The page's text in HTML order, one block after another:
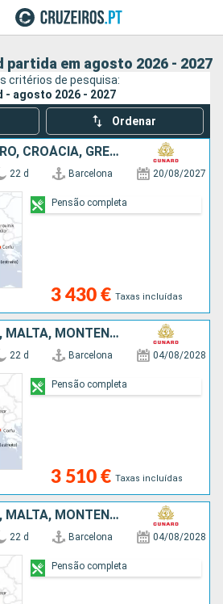
partida em agosto 2026 - 2027
critérios de pesquisa:
- agosto 2026 - 2027
Ordenar
MALTA, MONTENEGRO, CROÁCIA, GRÉCIA, ITÁLIA, FRANÇA, MAIORCA, ESPANHA
22 d Barcelona 20/08/2027
3 430 € Taxas incluídas
Pensão completa
MENORCA, FRANÇA, MALTA, MONTENEGRO, CROÁCIA, ITÁLIA, GRÉCIA, MAIORCA, ESPANHA
22 d Barcelona 04/08/2028
3 510 € Taxas incluídas
Pensão completa
MENORCA, FRANÇA, MALTA, MONTENEGRO, CROÁCIA, ITÁLIA, GRÉCIA, MAIORCA, ESPANHA
22 d Barcelona 04/08/2028
Pensão completa